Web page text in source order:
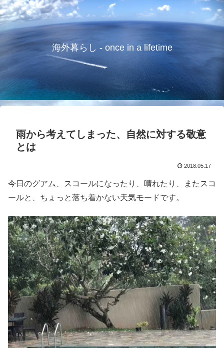
海外暮らし - once in a lifetime
雨から考えてしまった、自然に対する敬意
とは
2018.05.17
今日のグアム、スコールになったり、晴れたり、またスコ
ールと、ちょっと落ち着かない天気モードです。